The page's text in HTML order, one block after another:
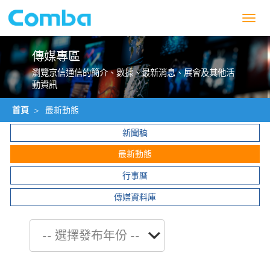
傳媒專區
瀏覽京信通信的簡介、數據、最新消息、展會及其他活
動資訊
首頁 > 最新動態
新聞稿
最新動態
行事曆
傳媒資料庫